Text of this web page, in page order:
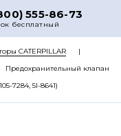
555-86-73
бесплатный
CATERPILLAR
Предохранительный клапан
7284, 5I-8641)